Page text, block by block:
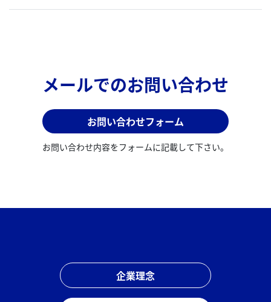
メールでのお問い合わせ
お問い合わせフォーム
お問い合わせ内容をフォームに記載して下さい。
企業理念